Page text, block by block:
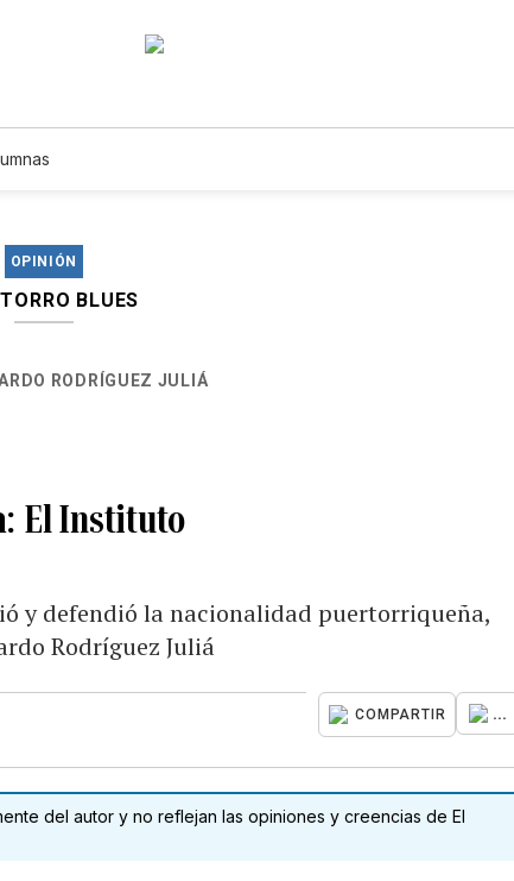
OPINIÓN
BLUES
RODRÍGUEZ JULIÁ
El Instituto
y defendió la nacionalidad puertorriqueña,
Rodríguez Juliá
COMPARTIR ...
del autor y no reflejan las opiniones y creencias de El